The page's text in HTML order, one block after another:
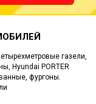
газели,
Hyundai PORTER
фургоны.